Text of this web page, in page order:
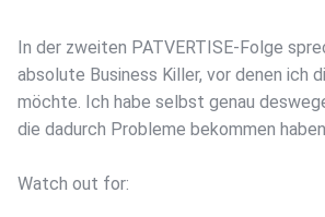
In der zweiten PATVERTISE-Folge
absolute Business Killer, vor denen ich
möchte. Ich habe selbst genau
die dadurch Probleme bekommen
Watch out for: